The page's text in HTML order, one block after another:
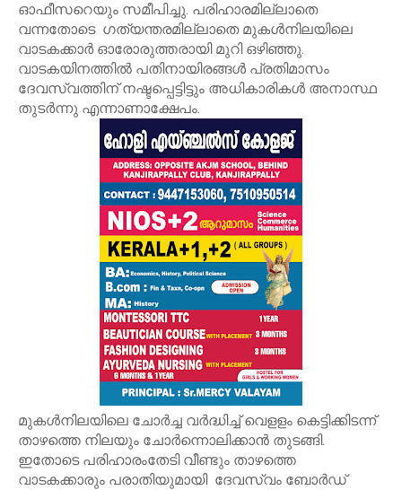
ഓഫീസറെയും സമീപിച്ചു. പരിഹാരമില്ലാതെ
വന്നതോടെ ഗത്യന്തരമില്ലാതെ മുകള്‍നിലയിലെ
വാടകക്കാര്‍ ഓരോരുത്തരായി മുറി ഒഴിഞ്ഞു.
വാടകയിനത്തില്‍ പതിനായിരങ്ങള്‍ പ്രതിമാസം
ദേവസ്വത്തിന് നഷ്ടപ്പെട്ടിട്ടും അധികാരികള്‍ അനാസ്ഥ
തുടര്‍ന്നു എന്നാണാക്ഷേപം.
മുകള്‍നിലയിലെ ചോര്‍ച്ച വര്‍ദ്ധിച്ച് വെളളം കെട്ടിക്കിടന്ന്
താഴത്തെ നിലയും ചോര്‍ന്നൊലിക്കാന്‍ തുടങ്ങി.
ഇതോടെ പരിഹാരംതേടി വീണ്ടും താഴത്തെ
വാടകക്കാരും പരാതിയുമായി ദേവസ്വം ബോര്‍ഡ്